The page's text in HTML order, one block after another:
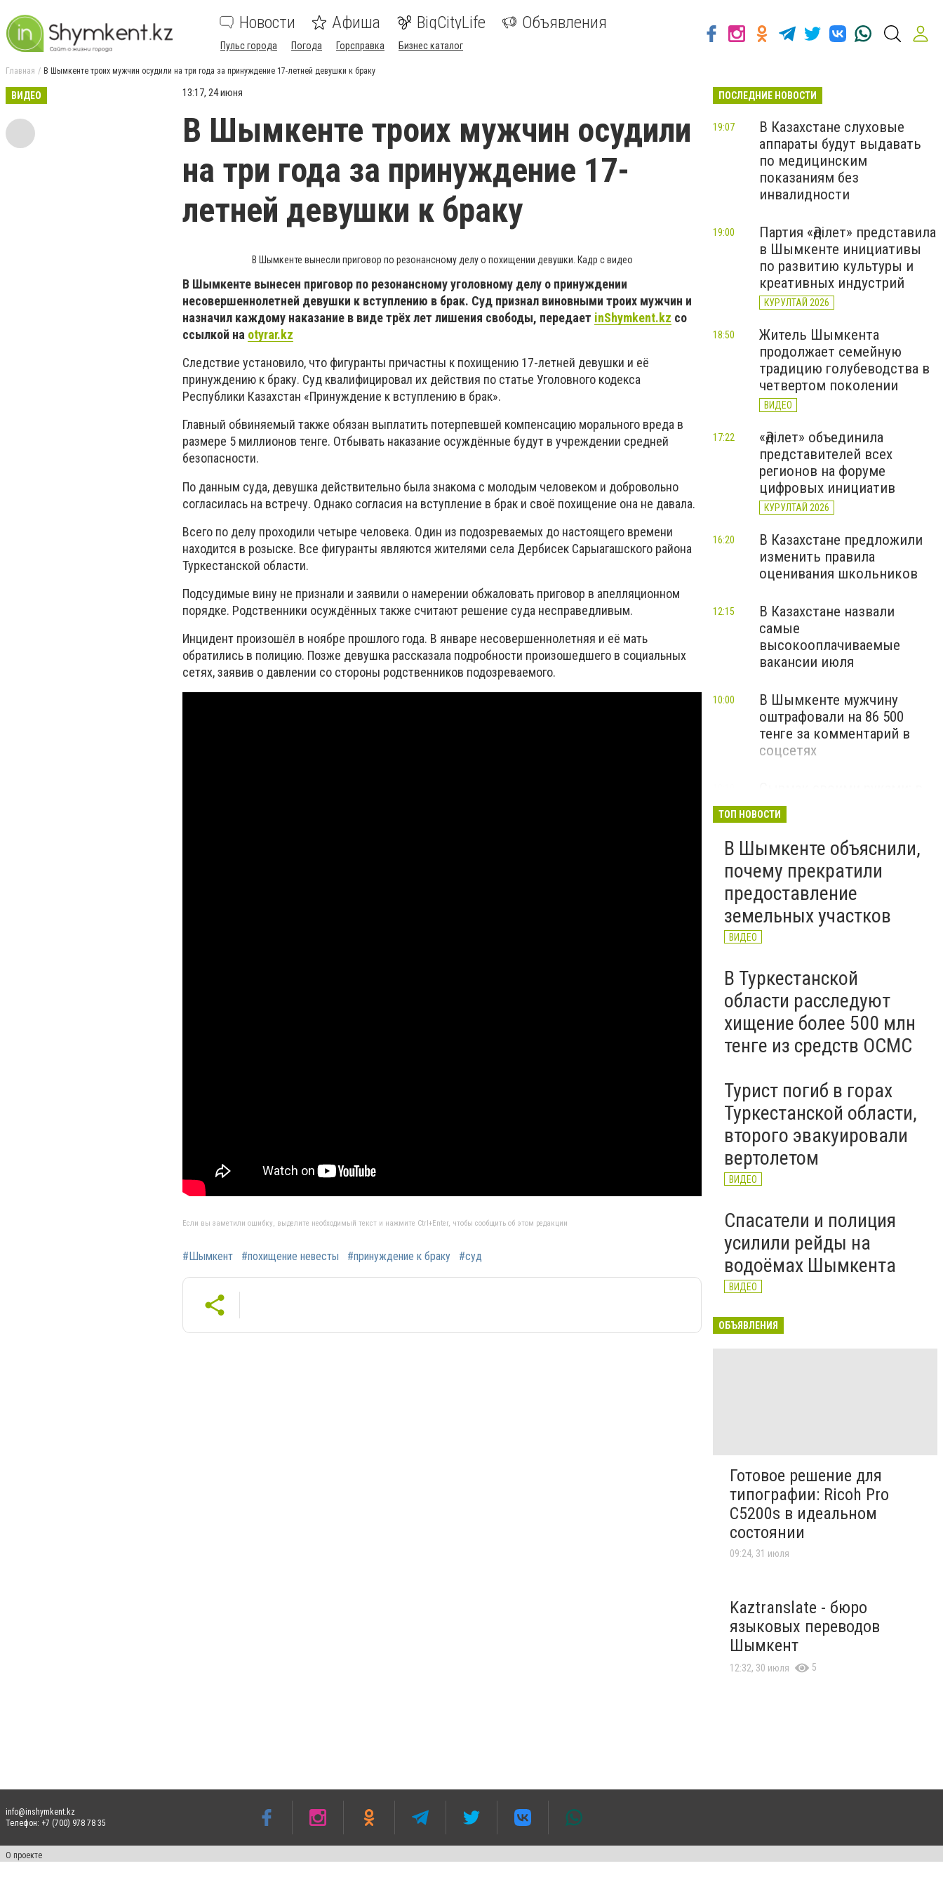
Новости Афиша BigCityLife Объявления
Пульс города Погода Горсправка Бизнес каталог
Главная В Шымкенте троих мужчин осудили на три года за принуждение 17-летней девушки к браку
ВИДЕО 13:17, 24 июня
В Шымкенте троих мужчин осудили
на три года за принуждение 17-
летней девушки к браку
В Шымкенте вынесли приговор по резонансному делу о похищении девушки. Кадр с видео
В Шымкенте вынесен приговор по резонансному уголовному делу о принуждении
несовершеннолетней девушки к вступлению в брак. Суд признал виновными троих мужчин и
назначил каждому наказание в виде трёх лет лишения свободы, передает inShymkent.kz со
ссылкой на otyrar.kz
Следствие установило, что фигуранты причастны к похищению 17-летней девушки и её
принуждению к браку. Суд квалифицировал их действия по статье Уголовного кодекса
Республики Казахстан «Принуждение к вступлению в брак».
Главный обвиняемый также обязан выплатить потерпевшей компенсацию морального вреда в
размере 5 миллионов тенге. Отбывать наказание осуждённые будут в учреждении средней
безопасности.
По данным суда, девушка действительно была знакома с молодым человеком и добровольно
согласилась на встречу. Однако согласия на вступление в брак и своё похищение она не давала.
Всего по делу проходили четыре человека. Один из подозреваемых до настоящего времени
находится в розыске. Все фигуранты являются жителями села Дербисек Сарыагашского района
Туркестанской области.
Подсудимые вину не признали и заявили о намерении обжаловать приговор в апелляционном
порядке. Родственники осуждённых также считают решение суда несправедливым.
Инцидент произошёл в ноябре прошлого года. В январе несовершеннолетняя и её мать
обратились в полицию. Позже девушка рассказала подробности произошедшего в социальных
сетях, заявив о давлении со стороны родственников подозреваемого.
Если вы заметили ошибку, выделите необходимый текст и нажмите Ctrl+Enter, чтобы сообщить об этом редакции
#Шымкент #похищение невесты #принуждение к браку #суд
ПОСЛЕДНИЕ НОВОСТИ
В Казахстане слуховые
аппараты будут выдавать
по медицинским
показаниям без
инвалидности
19:07
Партия «Әділет» представила
в Шымкенте инициативы
по развитию культуры и
креативных индустрий
КУРУЛТАЙ 2026
19:00
Житель Шымкента
продолжает семейную
традицию голубеводства в
четвертом поколении
ВИДЕО
18:50
«Әділет» объединила
представителей всех
регионов на форуме
цифровых инициатив
КУРУЛТАЙ 2026
17:22
В Казахстане предложили
изменить правила
оценивания школьников
16:20
В Казахстане назвали
самые
высокооплачиваемые
вакансии июля
12:15
В Шымкенте мужчину
оштрафовали на 86 500
тенге за комментарий в
соцсетях
10:00
Шымкенте познакомили
молодежь с народным
ВИДЕО
ТОП НОВОСТИ
В Шымкенте объяснили,
почему прекратили
предоставление
земельных участков
ВИДЕО
В Туркестанской
области расследуют
хищение более 500 млн
тенге из средств ОСМС
Турист погиб в горах
Туркестанской области,
второго эвакуировали
вертолетом
ВИДЕО
Спасатели и полиция
усилили рейды на
водоёмах Шымкента
ВИДЕО
ОБЪЯВЛЕНИЯ
Готовое решение для
типографии: Ricoh Pro
C5200s в идеальном
состоянии
09:24, 31 июля
Kaztranslate - бюро
языковых переводов
Шымкент
12:32, 30 июля 5
info@inshymkent.kz
Телефон: +7 (700) 978 78 35
О проекте